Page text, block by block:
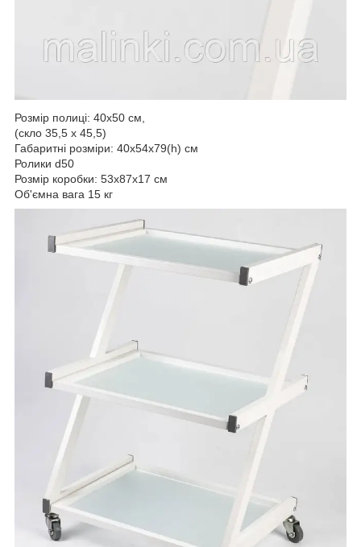
Розмір полиці: 40х50 см,
(скло 35,5 х 45,5)
Габаритні розміри: 40х54х79(h) см
Ролики d50
Розмір коробки: 53х87х17 см
Об'ємна вага 15 кг